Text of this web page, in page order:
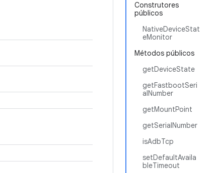
Construtores
públicos
NativeDeviceStat
eMonitor
Métodos públicos
getDeviceState
getFastbootSeri
alNumber
getMountPoint
getSerialNumber
isAdbTcp
setDefaultAvaila
bleTimeout